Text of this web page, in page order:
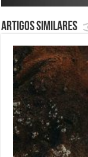
Artigos similares